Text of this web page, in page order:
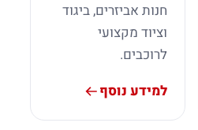
חנות אביזרים, ביגוד
וציוד מקצועי
לרוכבים.
למידע נוסף